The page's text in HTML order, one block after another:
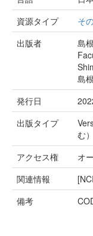
資源タイプ
そ
出版者
島
島
発行日
出版タイプ
む）
アクセス権
オ
関連情報
備考